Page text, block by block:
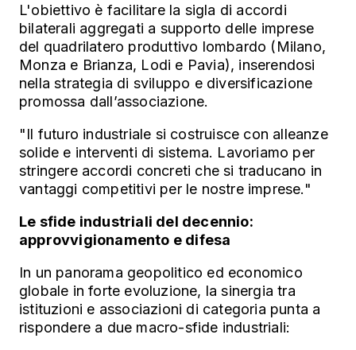
L'obiettivo è facilitare la sigla di accordi
bilaterali aggregati a supporto delle imprese
del quadrilatero produttivo lombardo (Milano,
Monza e Brianza, Lodi e Pavia), inserendosi
nella strategia di sviluppo e diversificazione
promossa dall’associazione.
"Il futuro industriale si costruisce con alleanze
solide e interventi di sistema. Lavoriamo per
stringere accordi concreti che si traducano in
vantaggi competitivi per le nostre imprese."
Le sfide industriali del decennio:
approvvigionamento e difesa
In un panorama geopolitico ed economico
globale in forte evoluzione, la sinergia tra
istituzioni e associazioni di categoria punta a
rispondere a due macro-sfide industriali: